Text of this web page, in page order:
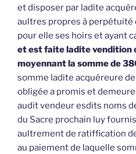
et disposer par ladite
aultres propres à
pour elle ses hoirs et ayant
et est faite ladite vendition
moyennant la somme de
somme ladite acquéreure
obligée a promis et
audit vendeur esdits noms
du Sacre prochain luy
aultrement de ratiffication
au paiement de laquelle